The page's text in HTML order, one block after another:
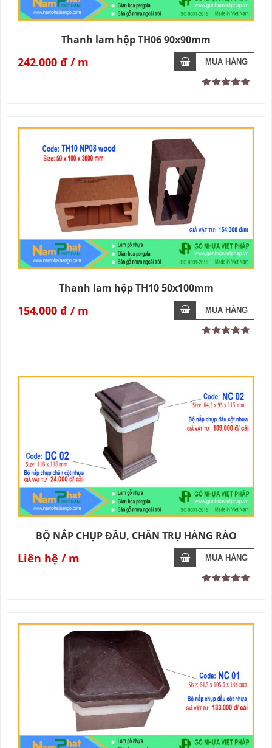
Thanh lam hộp TH06 90x90mm
242.000 đ
Thanh lam hộp TH10 50x100mm
154.000 đ
BỘ NẮP CHỤP ĐẦU, CHÂN TRỤ HÀNG RÀO
Liên hệ